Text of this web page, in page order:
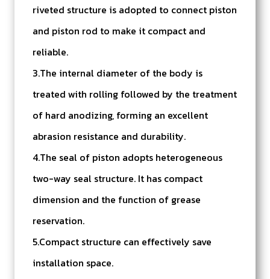
riveted structure is adopted to connect piston
and piston rod to make it compact and
reliable.
3.The internal diameter of the body is
treated with rolling followed by the treatment
of hard anodizing, forming an excellent
abrasion resistance and durability.
4.The seal of piston adopts heterogeneous
two-way seal structure. It has compact
dimension and the function of grease
reservation.
5.Compact structure can effectively save
installation space.